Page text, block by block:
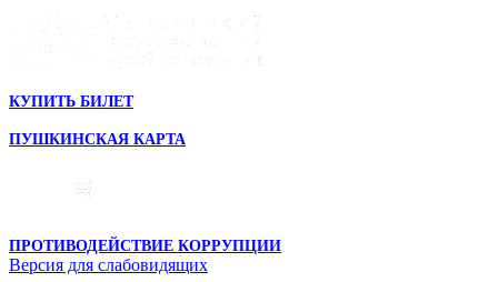
КУПИТЬ БИЛЕТ
ПУШКИНСКАЯ КАРТА
ПРОТИВОДЕЙСТВИЕ КОРРУПЦИИ
Версия для слабовидящих